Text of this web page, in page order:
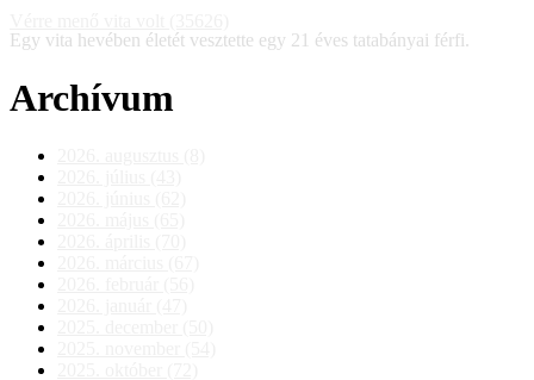
Egy vita hevében életét vesztette egy 21 éves tatabányai férfi.
Archívum